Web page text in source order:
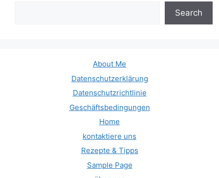
Search
About Me
Datenschutzerklärung
Datenschutzrichtlinie
Geschäftsbedingungen
Home
kontaktiere uns
Rezepte & Tipps
Sample Page